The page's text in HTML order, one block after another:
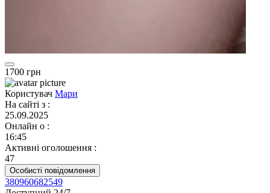
1700 грн
Користувач Мари
На сайті з :
25.09.2025
Онлайн о :
16:45
Активні оголошення :
47
Особисті повідомлення
380960682549